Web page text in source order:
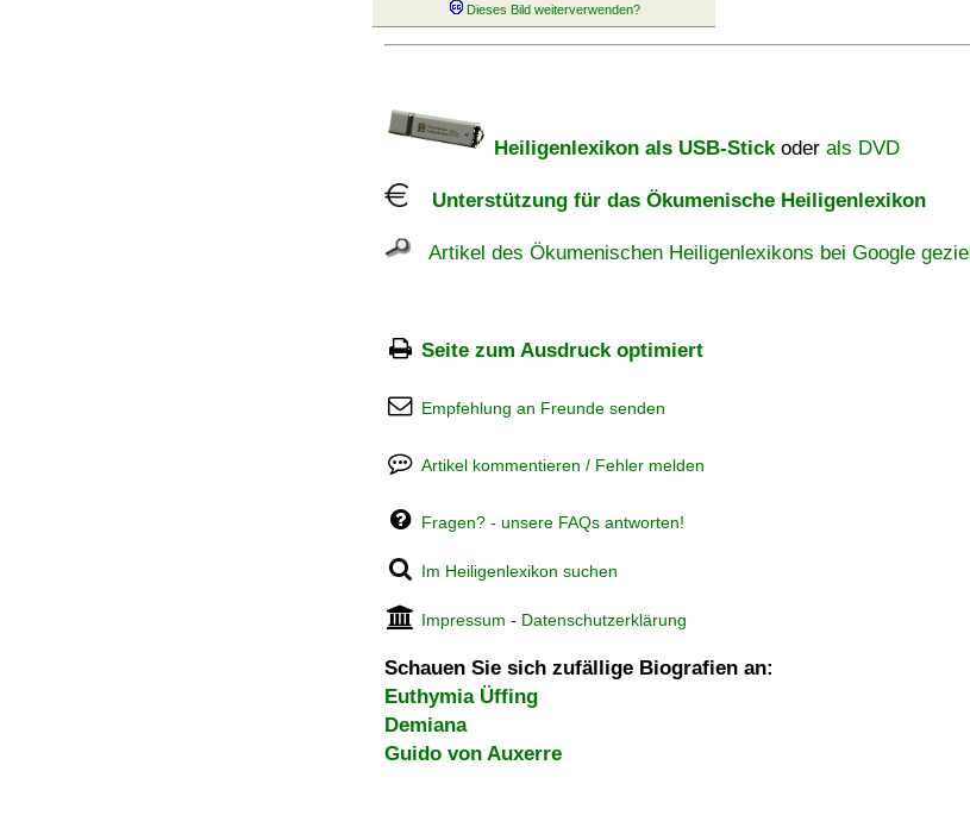
Heiligenlexikon als USB-Stickoder als DVD
Unterstützung für das Ökumenische Heiligenlexikon
Artikel des Ökumenischen Heiligenlexikons bei Google
Seite zum Ausdruck optimiert
Empfehlung an Freunde senden
Artikel kommentieren / Fehler melden
Fragen? - unsere FAQs antworten!
Im Heiligenlexikon suchen
Impressum - Datenschutzerklärung
Schauen Sie sich zufällige Biografien an:
Euthymia Üffing
Demiana
Guido von Auxerre